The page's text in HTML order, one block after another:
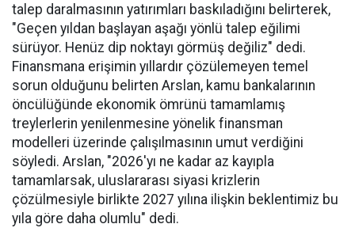
talep daralmasının yatırımları baskıladığını belirterek,
"Geçen yıldan başlayan aşağı yönlü talep eğilimi
sürüyor. Henüz dip nok­tayı görmüş değiliz" dedi.
Finans­mana erişimin yıllardır çözüle­meyen temel
sorun olduğunu be­lirten Arslan, kamu bankalarının
öncülüğünde ekonomik ömrü­nü tamamlamış
treylerlerin ye­nilenmesine yönelik finansman
modelleri üzerinde çalışılması­nın umut verdiğini
söyledi. Ars­lan, "2026'yı ne kadar az kayıpla
tamamlarsak, uluslararası siya­si krizlerin
çözülmesiyle birlik­te 2027 yılına ilişkin beklentimiz bu
yıla göre daha olumlu" dedi.